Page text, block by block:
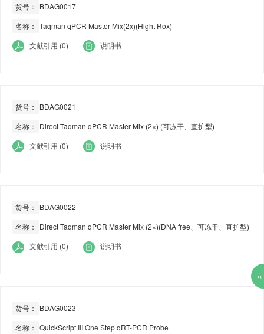
货号：
BDAG0017
名称： Taqman qPCR Master Mix(2x)(Hight Rox)
文献引用 (0)
说明书
货号：
BDAG0021
名称：
Direct Taqman qPCR Master Mix (2×) (可冻干、直扩型)
文献引用 (0)
说明书
货号：
BDAG0022
名称：
Direct Taqman qPCR Master Mix (2×)(DNA free、可冻干、直扩型)
文献引用 (0)
说明书
货号：
BDAG0023
名称： QuickScript III One Step qRT-PCR Probe